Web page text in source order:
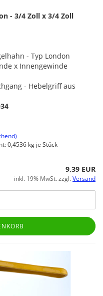
- 3/4 Zoll x 3/4 Zoll
- Typ London
x Innengewinde
- Hebelgriff aus
0,4536 kg je Stück
9,39 EUR
inkl. 19% MwSt. zzgl.Versand